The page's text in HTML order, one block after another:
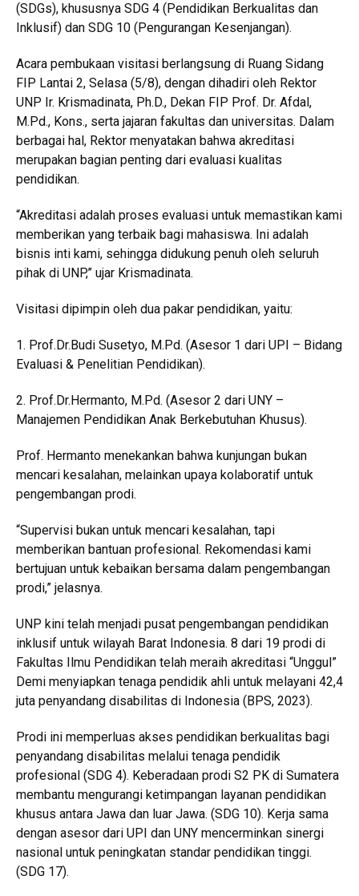
(SDGs), khususnya SDG 4 (Pendidikan Berkualitas dan
Inklusif) dan SDG 10 (Pengurangan Kesenjangan).
Acara pembukaan visitasi berlangsung di Ruang Sidang
FIP Lantai 2, Selasa (5/8), dengan dihadiri oleh Rektor
UNP Ir. Krismadinata, Ph.D., Dekan FIP Prof. Dr. Afdal,
M.Pd., Kons., serta jajaran fakultas dan universitas. Dalam
berbagai hal, Rektor menyatakan bahwa akreditasi
merupakan bagian penting dari evaluasi kualitas
pendidikan.
“Akreditasi adalah proses evaluasi untuk memastikan kami
memberikan yang terbaik bagi mahasiswa. Ini adalah
bisnis inti kami, sehingga didukung penuh oleh seluruh
pihak di UNP,” ujar Krismadinata.
Visitasi dipimpin oleh dua pakar pendidikan, yaitu:
1. Prof.Dr.Budi Susetyo, M.Pd. (Asesor 1 dari UPI – Bidang
Evaluasi & Penelitian Pendidikan).
2. Prof.Dr.Hermanto, M.Pd. (Asesor 2 dari UNY –
Manajemen Pendidikan Anak Berkebutuhan Khusus).
Prof. Hermanto menekankan bahwa kunjungan bukan
mencari kesalahan, melainkan upaya kolaboratif untuk
pengembangan prodi.
“Supervisi bukan untuk mencari kesalahan, tapi
memberikan bantuan profesional. Rekomendasi kami
bertujuan untuk kebaikan bersama dalam pengembangan
prodi,” jelasnya.
UNP kini telah menjadi pusat pengembangan pendidikan
inklusif untuk wilayah Barat Indonesia. 8 dari 19 prodi di
Fakultas Ilmu Pendidikan telah meraih akreditasi “Unggul”
Demi menyiapkan tenaga pendidik ahli untuk melayani 42,4
juta penyandang disabilitas di Indonesia (BPS, 2023).
Prodi ini memperluas akses pendidikan berkualitas bagi
penyandang disabilitas melalui tenaga pendidik
profesional (SDG 4). Keberadaan prodi S2 PK di Sumatera
membantu mengurangi ketimpangan layanan pendidikan
khusus antara Jawa dan luar Jawa. (SDG 10). Kerja sama
dengan asesor dari UPI dan UNY mencerminkan sinergi
nasional untuk peningkatan standar pendidikan tinggi.
(SDG 17).